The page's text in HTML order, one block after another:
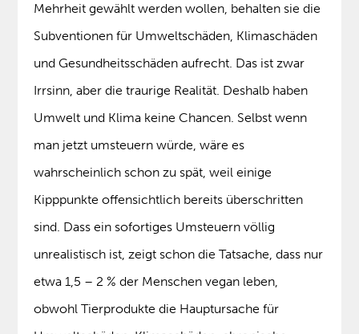
Mehrheit gewählt werden wollen, behalten sie die
Subventionen für Umweltschäden, Klimaschäden
und Gesundheitsschäden aufrecht. Das ist zwar
Irrsinn, aber die traurige Realität. Deshalb haben
Umwelt und Klima keine Chancen. Selbst wenn
man jetzt umsteuern würde, wäre es
wahrscheinlich schon zu spät, weil einige
Kipppunkte offensichtlich bereits überschritten
sind. Dass ein sofortiges Umsteuern völlig
unrealistisch ist, zeigt schon die Tatsache, dass nur
etwa 1,5 – 2 % der Menschen vegan leben,
obwohl Tierprodukte die Hauptursache für